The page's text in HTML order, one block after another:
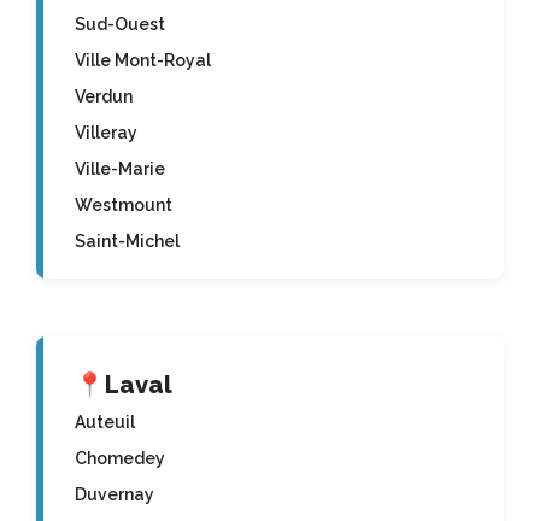
Sud-Ouest
Ville Mont-Royal
Verdun
Villeray
Ville-Marie
Westmount
Saint-Michel
📍 Laval
Auteuil
Chomedey
Duvernay